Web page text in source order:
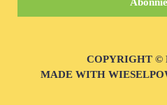
COPYRIGHT ©
MADE WITH